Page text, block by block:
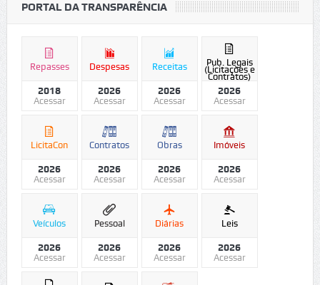
PORTAL DA TRANSPARÊNCIA
Repasses
2018
Acessar
Despesas
2026
Acessar
Receitas
2026
Acessar
Pub. Legais
(Licitações e
Contratos)
2026
Acessar
LicitaCon
2026
Acessar
Contratos
2026
Acessar
Obras
2026
Acessar
Imóveis
2026
Acessar
Veículos
2026
Acessar
Pessoal
2026
Acessar
Diárias
2026
Acessar
Leis
2026
Acessar